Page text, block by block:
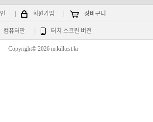
회원가입 장바구니
컴퓨터판 터치 스크린 버전
Copyright© 2026 m.killtest.kr